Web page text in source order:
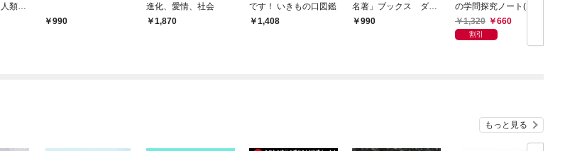
類進
990
進化、愛情、社会
1,870
です！ いきもの口図鑑
1,408
名著」ブックス ダー
ウィン 種の起源 未
990
の学問探究ノート(1)人
間を究める
1,320 660
割引
もっと見る